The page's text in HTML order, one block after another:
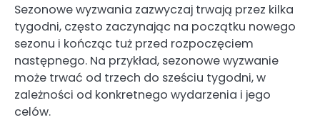
Sezonowe wyzwania zazwyczaj trwają przez kilka
tygodni, często zaczynając na początku nowego
sezonu i kończąc tuż przed rozpoczęciem
następnego. Na przykład, sezonowe wyzwanie
może trwać od trzech do sześciu tygodni, w
zależności od konkretnego wydarzenia i jego
celów.